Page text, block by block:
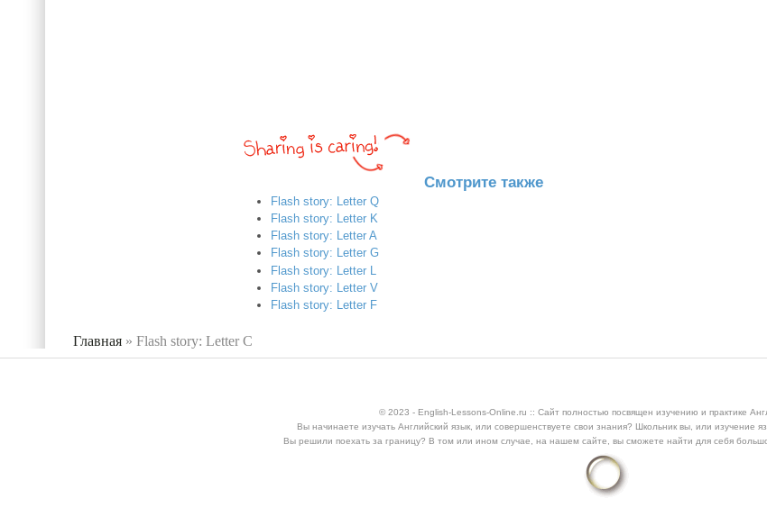
Смотрите также
Flash story: Letter Q
Flash story: Letter K
Flash story: Letter A
Flash story: Letter G
Flash story: Letter L
Flash story: Letter V
Flash story: Letter F
Вы здесь
Главная »Flash story: Letter С
© 2023 - English-Lessons-Online.ru :: Сайт полностью посвящен изучению и практике
Вы начинаете изучать Английский язык, или совершенствуете свои знания? Школьник вы, или изучение
Вы решили поехать за границу? В том или ином случае, на нашем сайте, вы сможете найти для себя